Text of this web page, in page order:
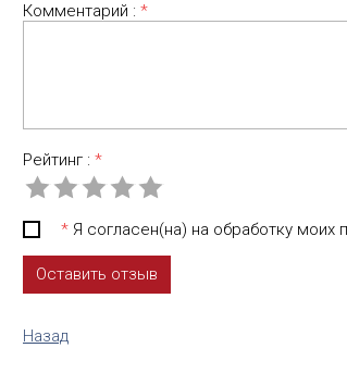
Комментарий : *
Рейтинг : *
* Я согласен(на) на обработку моих
Назад